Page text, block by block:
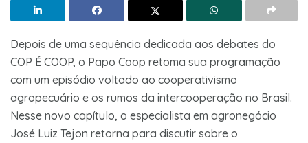
Depois de uma sequência dedicada aos debates do
COP É COOP, o Papo Coop retoma sua programação
com um episódio voltado ao cooperativismo
agropecuário e os rumos da intercooperação no Brasil.
Nesse novo capítulo, o especialista em agronegócio
José Luiz Tejon retorna para discutir sobre o